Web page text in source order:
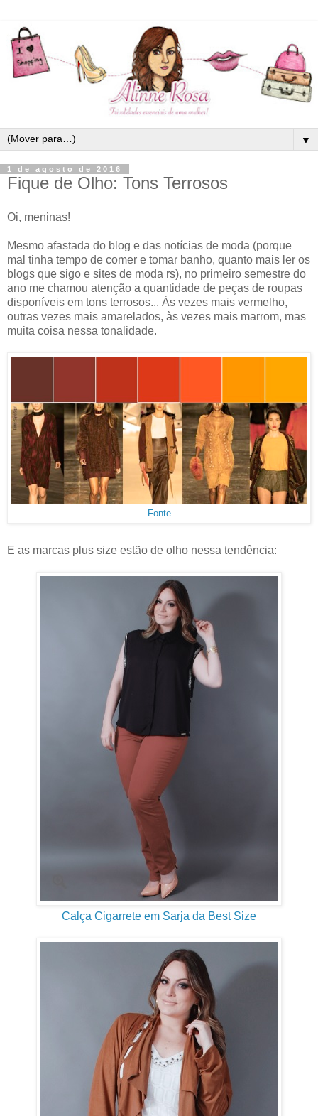
▼
1 de agosto de 2016
Fique de Olho: Tons Terrosos
Oi, meninas!
Mesmo afastada do blog e das notícias de moda (porque
mal tinha tempo de comer e tomar banho, quanto mais ler os
blogs que sigo e sites de moda rs), no primeiro semestre do
ano me chamou atenção a quantidade de peças de roupas
disponíveis em tons terrosos... Às vezes mais vermelho,
outras vezes mais amarelados, às vezes mais marrom, mas
muita coisa nessa tonalidade.
Fonte
E as marcas plus size estão de olho nessa tendência:
Calça Cigarrete em Sarja da Best Size